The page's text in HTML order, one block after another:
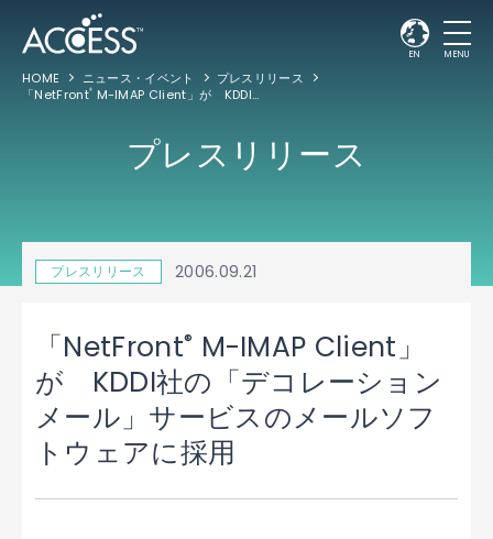
EN MENU
HOME ニュース・イベント
プレスリリース
「NetFront® M-IMAP Client」が KDDI社の「デコレーションメール」サービスのメールソフトウェアに採用
プレスリリース
プレスリリース 2006.09.21
「NetFront® M-IMAP Client」
が KDDI社の「デコレーション
メール」サービスのメールソフ
トウェアに採用